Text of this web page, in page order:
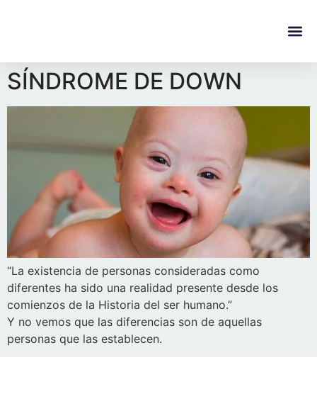
SÍNDROME DE DOWN
“La existencia de personas consideradas como
diferentes ha sido una realidad presente desde los
comienzos de la Historia del ser humano.”
Y no vemos que las diferencias son de aquellas
personas que las establecen.